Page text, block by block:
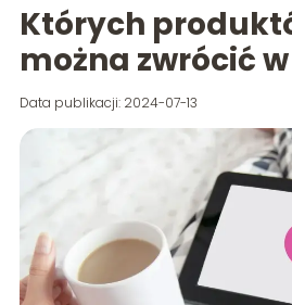
Których
można zwrócić
Data publikacji: 2024-07-13